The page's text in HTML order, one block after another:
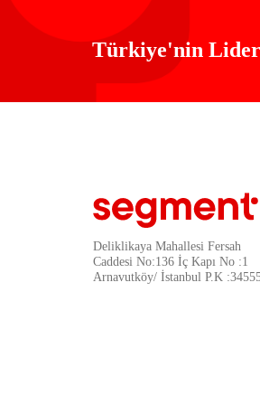
Türkiye'nin
Deliklikaya Mahallesi Fersah
Caddesi No:136 İç Kapı No :1
Arnavutköy/ İstanbul P.K